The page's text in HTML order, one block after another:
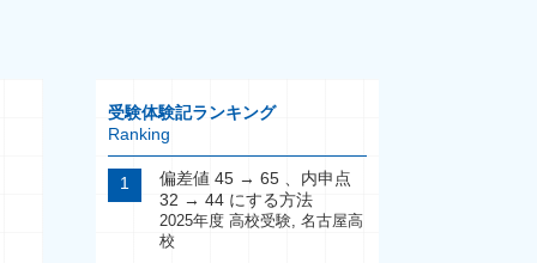
受験体験記ランキング
Ranking
偏差値 45 → 65 、内申点
32 → 44 にする方法
2025年度 高校受験, 名古屋高
校